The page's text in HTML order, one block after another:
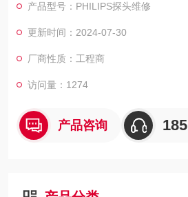
部探头维修，如：声透镜破损脱落/起泡
电缆线断、油囊***、漏油，等；功能不
产品型号：PHILIPS探头维修
更新时间：2024-07-30
厂商性质：工程商
访问量：1274
产品咨询